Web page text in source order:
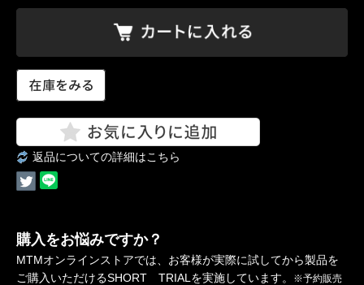
返品についての詳細はこちら
購入をお悩みですか？
MTMオンラインストアでは、お客様が実際に試してから製品を
ご購入いただけるSHORT TRIALを実施しています。
※予約販売